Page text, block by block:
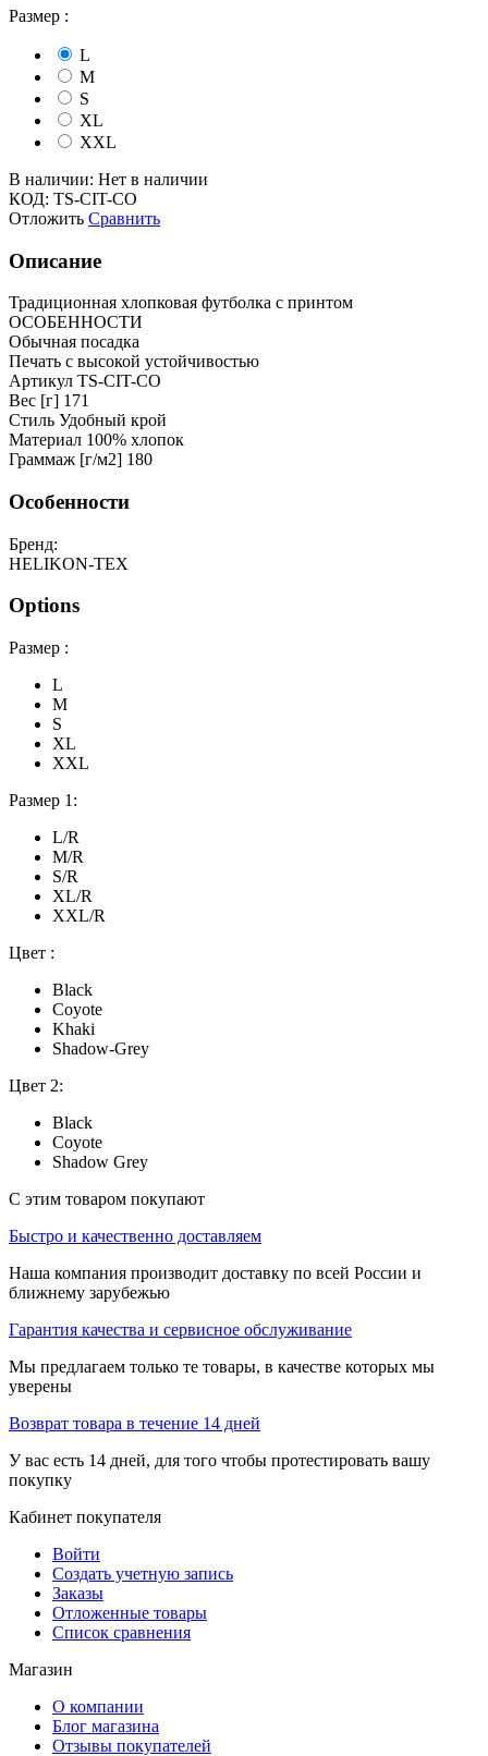
Размер :
L
M
S
XL
XXL
В наличии: Нет в наличии
КОД: TS-CIT-CO
Отложить Сравнить
Описание
Традиционная хлопковая футболка с принтом
ОСОБЕННОСТИ
Обычная посадка
Печать с высокой устойчивостью
Артикул TS-CIT-CO
Вес [г] 171
Стиль Удобный крой
Материал 100% хлопок
Граммаж [г/м2] 180
Особенности
Бренд:
HELIKON-TEX
Options
Размер :
L
M
S
XL
XXL
Размер 1:
L/R
M/R
S/R
XL/R
XXL/R
Цвет :
Black
Coyote
Khaki
Shadow-Grey
Цвет 2:
Black
Coyote
Shadow Grey
С этим товаром покупают
Быстро и качественно доставляем
Наша компания производит доставку по всей России и
ближнему зарубежью
Гарантия качества и сервисное обслуживание
Мы предлагаем только те товары, в качестве которых мы
уверены
Возврат товара в течение 14 дней
У вас есть 14 дней, для того чтобы протестировать вашу
покупку
Кабинет покупателя
Войти
Создать учетную запись
Заказы
Отложенные товары
Список сравнения
Магазин
О компании
Блог магазина
Отзывы покупателей